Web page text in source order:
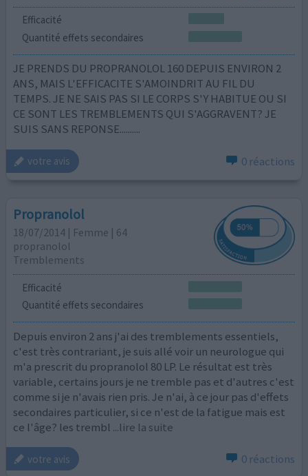
Efficacité
Quantité effets secondaires
JE PRENDS DU PROPRANOLOL 160 DEPUIS ENVIRON 2
ANS, MAIS L'EFFICACITE S'AMOINDRIT AU FIL DU
TEMPS. JE NE SAIS PAS SI LE CORPS S'Y HABITUE OU SI
CE SONT LES TREMBLEMENTS QUI S'AGGRAVENT? JE
SUIS SANS REPONSE..........
votre avis 0 réactions
Propranolol
18/07/2014 | Femme | 64
propranolol
Tremblements
Efficacité
Quantité effets secondaires
Depuis environ 2 ans j'ai des tremblements essentiels,
c'est très contrariant, je suis allé voir un neurologue qui
m'a prescrit du propranolol 80 LP. Le résultat est très
variable, certains jours je ne tremble pas et d'autres c'est
comme si je n'avais rien pris. Je n'ai, à ce jour pas d'effets
secondaires particulier, si ce n'est de la fatigue mais est
ce l'âge? les trembl ...lire la suite
votre avis 0 réactions